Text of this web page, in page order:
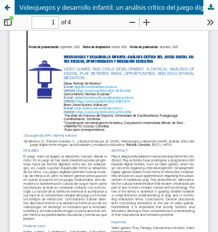
Videojuegos y desarrollo infantil: un análisis crítico del juego digital entre riesgos, oportunidades y mediación educativa